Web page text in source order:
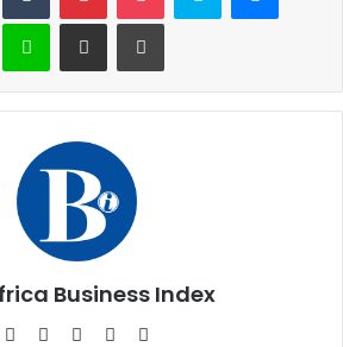
Ligne Partager par email Imprimer
Business Index
WebsiteFacebook
X Linkedin